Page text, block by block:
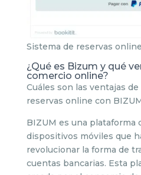
Sistema de reservas
¿Qué es Bizum y qué
comercio online?
Cuáles son las ventajas
reservas online con
BIZUM es una plataforma
dispositivos móviles que
revolucionar la forma de
cuentas bancarias. Esta